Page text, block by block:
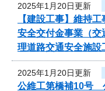
2025年1月20日更新
【建設工事】維持
安全交付金事業（
理道路交通安全施設
2025年1月20日更新
公維工第橋補10号